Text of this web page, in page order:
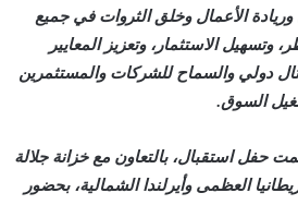
الأعمال وخلق الثروات في جميع
وتسهيل الاستثمار، وتعزيز المعايير
مثال دولي والسماح للشركات والمستثمرين
السوق.
حفل استقبال، بالتعاون مع خزانة جلالة
العظمى وأيرلندا الشمالية، بحضور